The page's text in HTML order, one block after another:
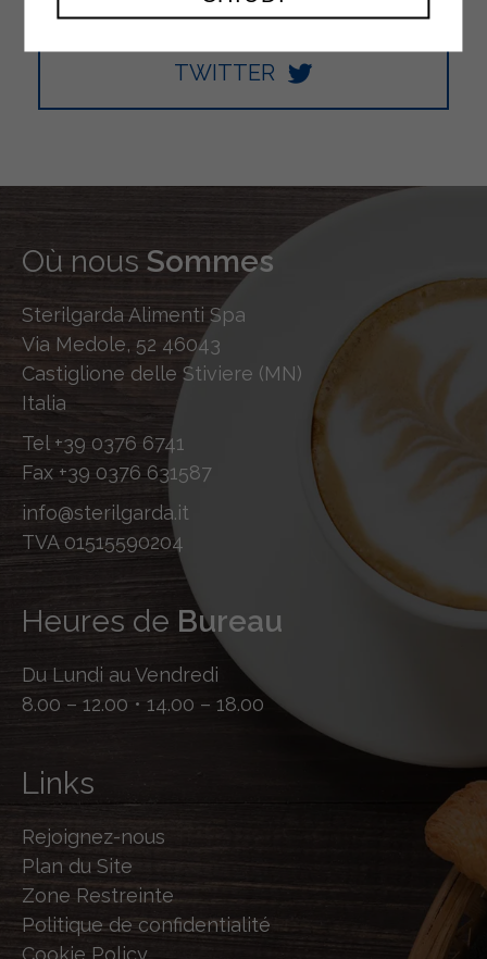
TWITTER
Où nous Sommes
Sterilgarda Alimenti Spa
Via Medole, 52 46043
Castiglione delle Stiviere (MN)
Italia
Tel +39 0376 6741
Fax +39 0376 631587
info@sterilgarda.it
TVA 01515590204
Heures de Bureau
Du Lundi au Vendredi
8.00 – 12.00 • 14.00 – 18.00
Links
Rejoignez-nous
Plan du Site
Zone Restreinte
Politique de confidentialité
Cookie Policy